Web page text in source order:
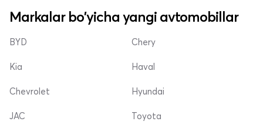
Markalar bo'yicha yangi avtomobillar
BYD
Kia
Chevrolet
Chery
Haval
Hyundai
JAC Toyota